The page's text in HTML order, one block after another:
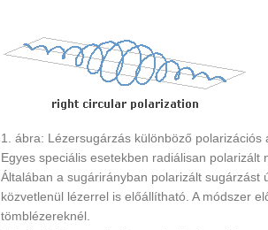
1. ábra: Lézersugárzás különböző
Egyes speciális esetekben radiálisan
Általában a sugárirányban polarizált
közvetlenül lézerrel is előállítható. A módszer
tömblézereknél.